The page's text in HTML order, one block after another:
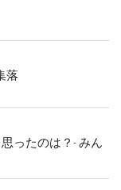
落
思ったのは？- みん